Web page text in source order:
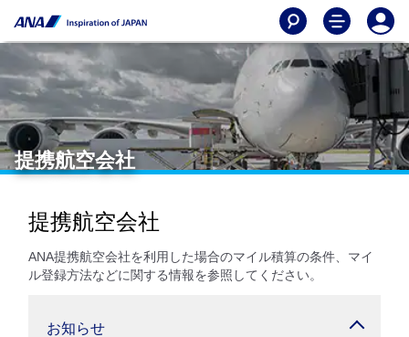
提携航空会社
提携航空会社
ANA提携航空会社を利用した場合のマイル積算の条件、マイ
ル登録方法などに関する情報を参照してください。
お知らせ